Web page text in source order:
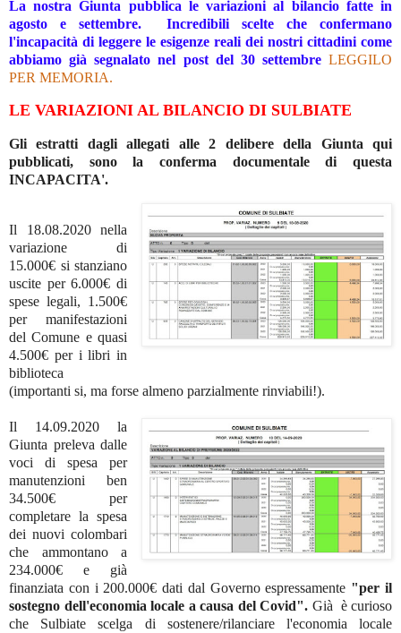
La nostra Giunta pubblica le variazioni al bilancio fatte in
agosto e settembre. Incredibili scelte che confermano
l'incapacità di leggere le esigenze reali dei nostri cittadini come
abbiamo già segnalato nel post del 30 settembre LEGGILO
PER MEMORIA.
LE VARIAZIONI AL BILANCIO DI SULBIATE
Gli estratti dagli allegati alle 2 delibere della Giunta qui
pubblicati, sono la conferma documentale di questa
INCAPACITA'.
Il 18.08.2020 nella
variazione di
15.000€ si stanziano
uscite per 6.000€ di
spese legali, 1.500€
per manifestazioni
del Comune e quasi
4.500€ per i libri in
biblioteca
(importanti si, ma forse almeno parzialmente rinviabili!).
Il 14.09.2020 la
Giunta preleva dalle
voci di spesa per
manutenzioni ben
34.500€ per
completare la spesa
dei nuovi colombari
che ammontano a
234.000€ e già
finanziata con i 200.000€ dati dal Governo espressamente "per il
sostegno dell'economia locale a causa del Covid". Già è curioso
che Sulbiate scelga di sostenere/rilanciare l'economia locale